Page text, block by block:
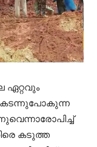
ഏറ്റവും
കടന്നുപോകുന്ന
കടുത്ത